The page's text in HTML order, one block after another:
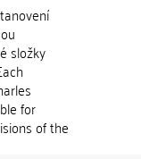
složky
for
of the